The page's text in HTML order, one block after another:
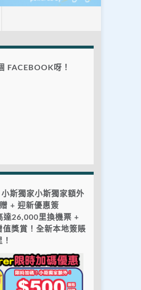
FACEBOOK呀！
小斯獨家小斯獨家額外
+ 迎新優惠簽
達26,000里換機票 +
值獎賞！全新本地簽賬